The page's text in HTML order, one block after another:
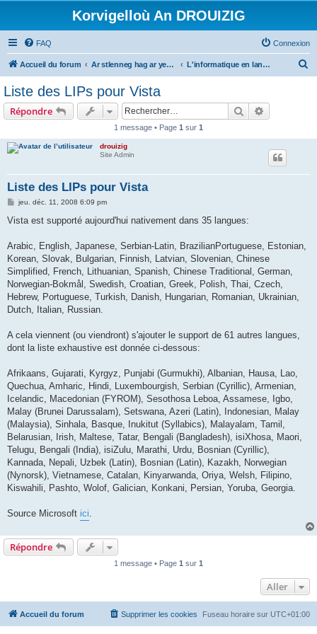
Korvigelloù An DROUIZIG
FAQ Connexion
Accueil du forum Ar stlenneg hag ar yezhoù bihan er bed a-bezh L'informatique en langues régionales et minoritaires
Liste des LIPs pour Vista
Répondre Rechercher
1 message • Page 1 sur 1
drouizig
Site Admin
Liste des LIPs pour Vista
M
s
g
jeu. déc. 11, 2008 6:09 pm
Vista est supporté aujourd'hui nativement dans 35 langues:
Arabic, English, Japanese, Serbian-Latin, BrazilianPortuguese, Estonian,
Korean, Slovak, Bulgarian, Finnish, Latvian, Slovenian, Chinese
Simplified, French, Lithuanian, Spanish, Chinese Traditional, German,
Norwegian-Bokmål, Swedish, Croatian, Greek, Polish, Thai, Czech,
Hebrew, Portuguese, Turkish, Danish, Hungarian, Romanian, Ukrainian,
Dutch, Italian, Russian.
A cela viennent (ou viendront) s'ajouter le support de 61 autres langues,
dont la liste exhaustive est donnée ci-dessous:
Afrikaans, Gujarati, Kyrgyz, Punjabi (Gurmukhi), Albanian, Hausa, Lao,
Quechua, Amharic, Hindi, Luxembourgish, Serbian (Cyrillic), Armenian,
Icelandic, Macedonian (FYROM), Sesothosa Leboa, Assamese, Igbo,
Malay (Brunei Darussalam), Setswana, Azeri (Latin), Indonesian, Malay
(Malaysia), Sinhala, Basque, Inukitut (Syllabics), Malayalam, Tamil,
Belarusian, Irish, Maltese, Tatar, Bengali (Bangladesh), isiXhosa, Maori,
Telugu, Bengali (India), isiZulu, Marathi, Urdu, Bosnian (Cyrillic),
Kannada, Nepali, Uzbek (Latin), Bosnian (Latin), Kazakh, Norwegian
(Nynorsk), Vietnamese, Catalan, Kinyarwanda, Oriya, Welsh, Filipino,
Kiswahili, Pashto, Wolof, Galician, Konkani, Persian, Yoruba, Georgia.
Source Microsoft ici.
Répondre
1 message • Page 1 sur 1
Aller
Accueil du forum Fuseau horaire sur UTC+01:00
Supprimer les cookies